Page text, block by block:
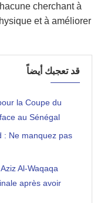
cherchant à
et à améliorer
قد تعجبك أيضاً
la Coupe du
au Sénégal
: Ne manquez pas
Al-Waqaqa
après avoir